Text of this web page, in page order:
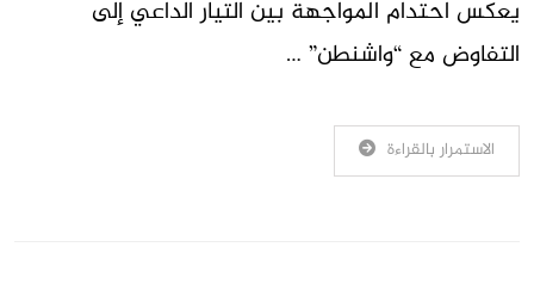
يعكس احتدام المواجهة بين التيار الداعي إلى
التفاوض مع “واشنطن” …
الاستمرار بالقراءة